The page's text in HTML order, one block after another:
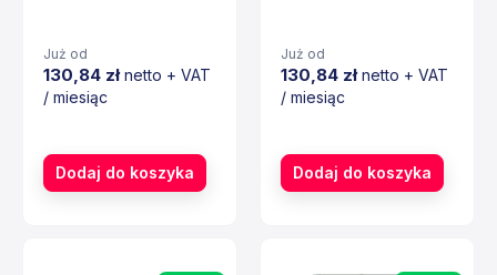
Już od
130,84 złnetto + VAT
/ miesiąc
Dodaj do koszyka
Już od
130,84 złnetto + VAT
/ miesiąc
Dodaj do koszyka